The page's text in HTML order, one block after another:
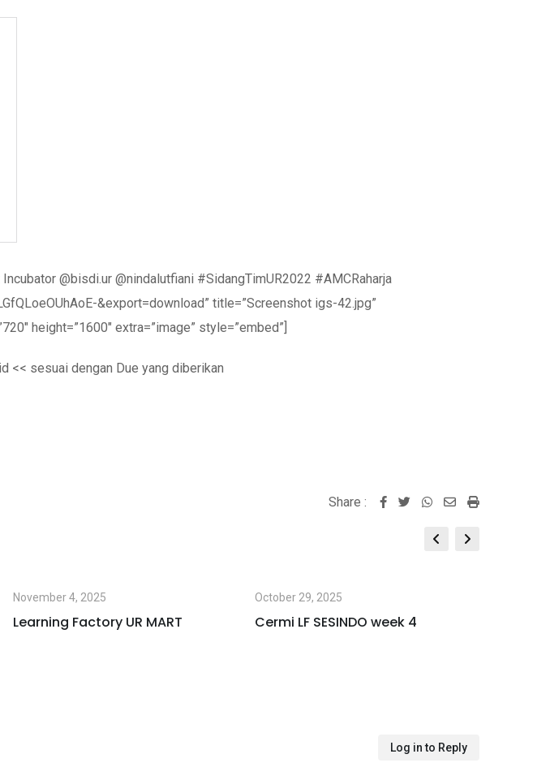
@bisdi.ur @nindalutfiani #SidangTimUR2022 #AMCRaharja
&export=download” title=”Screenshot igs-42.jpg”
height=”1600″ extra=”image” style=”embed”]
<< sesuai dengan Due yang diberikan
Share : Whatsapp
SharePrint
November 4, 2025
Learning Factory UR MART
October 29, 2025
Cermi LF SESINDO week 4
Log in to Reply